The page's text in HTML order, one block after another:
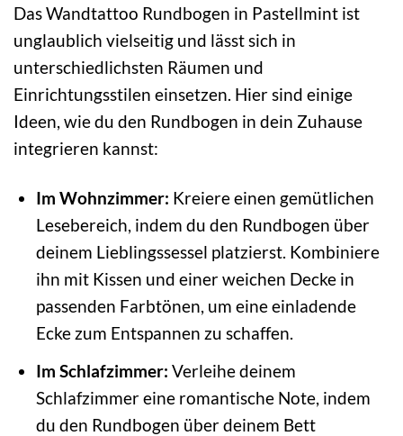
Das Wandtattoo Rundbogen in Pastellmint ist
unglaublich vielseitig und lässt sich in
unterschiedlichsten Räumen und
Einrichtungsstilen einsetzen. Hier sind einige
Ideen, wie du den Rundbogen in dein Zuhause
integrieren kannst:
Im Wohnzimmer: Kreiere einen gemütlichen
Lesebereich, indem du den Rundbogen über
deinem Lieblingssessel platzierst. Kombiniere
ihn mit Kissen und einer weichen Decke in
passenden Farbtönen, um eine einladende
Ecke zum Entspannen zu schaffen.
Im Schlafzimmer: Verleihe deinem
Schlafzimmer eine romantische Note, indem
du den Rundbogen über deinem Bett